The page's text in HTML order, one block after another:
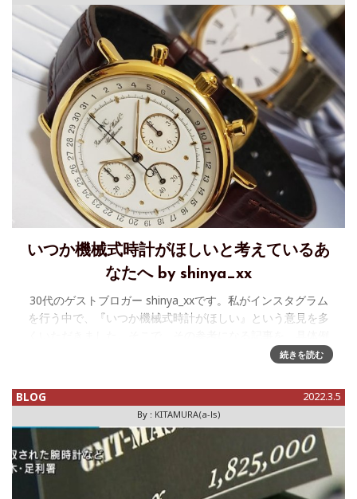
いつか機械式時計がほしいと考えているあ
なたへ by shinya_xx
30代のゲストブロガー shinya_xxです。私がインスタグラム
を行う中で、『いつか機械式時計がほしい』という意見を多
を用いて書きました。今回は、初心者向けの内容になってい
続きを読む
BLOG 2022.3.5
By : KITAMURA(a-ls)